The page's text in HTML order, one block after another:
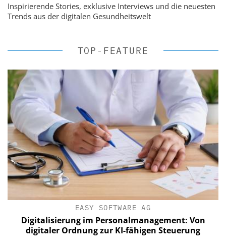
Inspirierende Stories, exklusive Interviews und die neuesten
Trends aus der digitalen Gesundheitswelt
TOP-FEATURE
EASY SOFTWARE AG
Digitalisierung im Personalmanagement: Von
digitaler Ordnung zur KI-fähigen Steuerung